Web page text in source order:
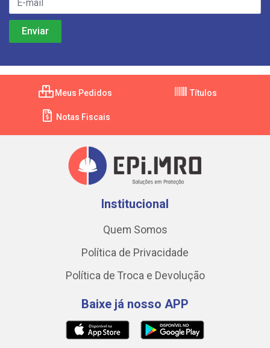
Meus Pedidos Títulos
Notas Fiscais
Institucional
Quem Somos
Política de Privacidade
Política de Troca e Devolução
Baixe já nosso APP